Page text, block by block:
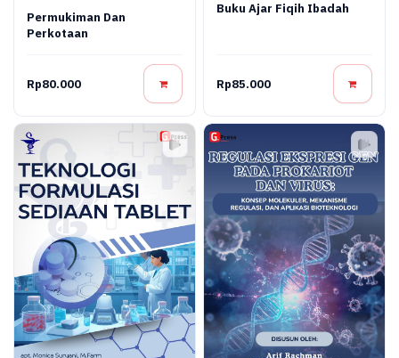
Permukiman Dan
Perkotaan
Rp80.000
Buku Ajar Fiqih Ibadah
Rp85.000